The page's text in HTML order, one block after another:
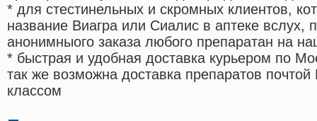
* для стестинельных и скромных клиентов,
название Виагра или Сиалис в аптеке вслух,
анонимныого заказа любого препаратан на
* быстрая и удобная доставка курьером по
так же возможна доставка препаратов
классом